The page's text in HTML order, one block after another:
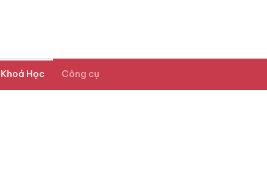
Khoá Học Công cụ